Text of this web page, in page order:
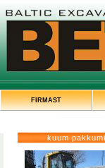
FIRMAST
kuum